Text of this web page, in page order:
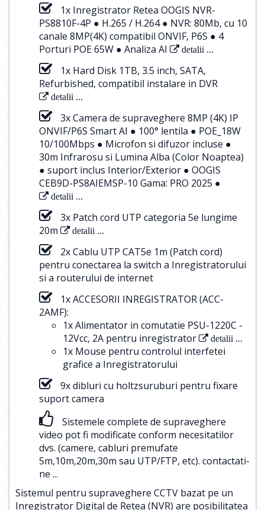
1x Inregistrator Retea OOGIS NVR-
PS8810F-4P ● H.265 / H.264 ● NVR: 80Mb, cu 10
canale 8MP(4K) compatibil ONVIF, P6S ● 4
Porturi POE 65W ● Analiza AI
detalii ...
1x Hard Disk 1TB, 3.5 inch, SATA,
Refurbished, compatibil instalare in DVR
detalii ...
3x Camera de supraveghere 8MP (4K) IP
ONVIF/P6S Smart AI ● 100° lentila ● POE_18W
10/100Mbps ● Microfon si difuzor incluse ●
30m Infrarosu si Lumina Alba (Color Noaptea)
● suport inclus Interior/Exterior ● OOGIS
CEB9D-PS8AIEMSP-10 Gama: PRO 2025 ●
detalii ...
3x Patch cord UTP categoria 5e lungime
20m
detalii ...
2x Cablu UTP CAT5e 1m (Patch cord)
pentru conectarea la switch a Inregistratorului
si a routerului de internet
1x ACCESORII INREGISTRATOR (ACC-
2AMF):
1x Alimentator in comutatie PSU-1220C -
12Vcc, 2A pentru inregistrator
detalii ...
1x Mouse pentru controlul interfetei
grafice a Inregistratorului
9x dibluri cu holtzsuruburi pentru fixare
suport camera
Sistemele complete de supraveghere
video pot fi modificate conform necesitatilor
dvs. (camere, cabluri premufate
5m,10m,20m,30m sau UTP/FTP, etc). contactati-
ne ...
Sistemul pentru supraveghere CCTV bazat pe un
Inregistrator Digital de Retea (NVR) are posibilitatea